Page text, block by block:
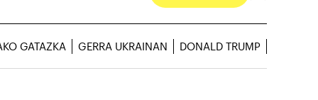
GATAZKA GERRA UKRAINAN DONALD TRUMP